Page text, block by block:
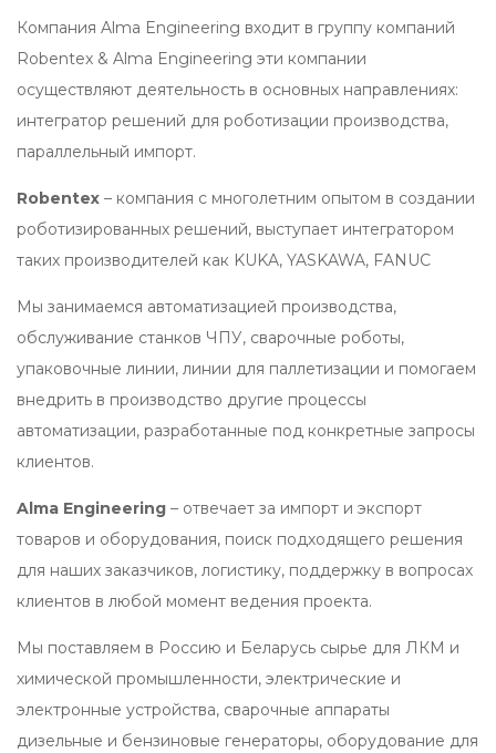
Компания Alma Engineering входит в группу компаний
Robentex & Alma Engineering эти компании
осуществляют деятельность в основных направлениях:
интегратор решений для роботизации производства,
параллельный импорт.
Robentex – компания с многолетним опытом в создании
роботизированных решений, выступает интегратором
таких производителей как KUKA, YASKAWA, FANUC
Мы занимаемся автоматизацией производства,
обслуживание станков ЧПУ, сварочные роботы,
упаковочные линии, линии для паллетизации и помогаем
внедрить в производство другие процессы
автоматизации, разработанные под конкретные запросы
клиентов.
Alma Engineering – отвечает за импорт и экспорт
товаров и оборудования, поиск подходящего решения
для наших заказчиков, логистику, поддержку в вопросах
клиентов в любой момент ведения проекта.
Мы поставляем в Россию и Беларусь сырье для ЛКМ и
химической промышленности, электрические и
электронные устройства, сварочные аппараты
дизельные и бензиновые генераторы, оборудование для